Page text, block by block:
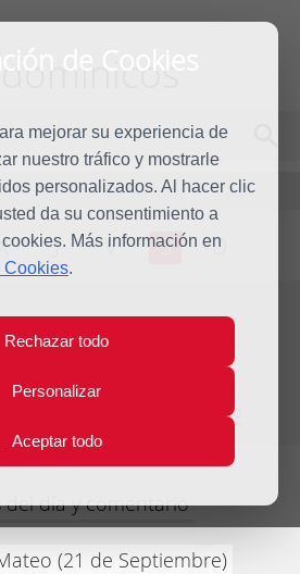
de Cookies
mejorar su experiencia de
nuestro tráfico y mostrarle
personalizados. Al hacer clic
da su consentimiento a
Más información en
Cookies.
Rechazar todo
Personalizar
Aceptar todo
dominicos
J V S D
del día
Semana del Tiempo Ordinario
del día y comentario
(21 de Septiembre)